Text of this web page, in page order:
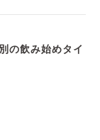
の飲み始めタイ